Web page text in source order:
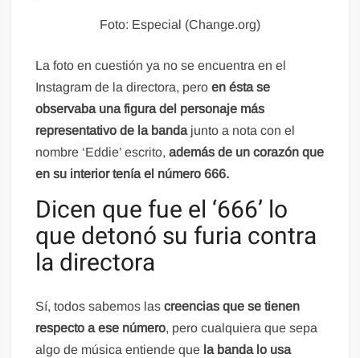
Foto: Especial (Change.org)
La foto en cuestión ya no se encuentra en el
Instagram de la directora, peroen ésta se
observaba una figura del personaje más
representativo de la bandajunto a nota con el
nombre ‘Eddie’ escrito,además de un corazón que
en su interior tenía el número 666.
Dicen que fue el ‘666’ lo
que detonó su furia contra
la directora
Sí, todos sabemos las creencias que se tienen
respecto a ese número, pero cualquiera que sepa
algo de música entiende que la banda lo usa